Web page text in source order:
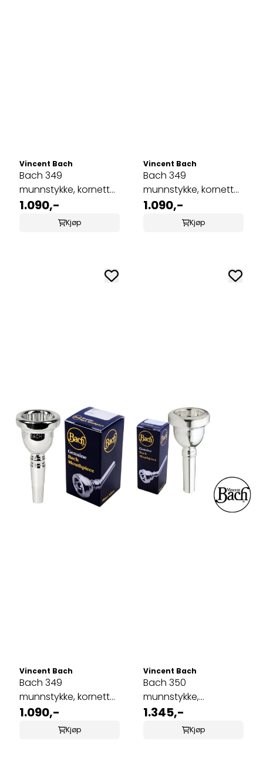
Vincent Bach
Bach 349
munnstykke, kornett
5C
1.090,-
Kjøp
Vincent Bach
Bach 349
munnstykke, kornett
7A
1.090,-
Kjøp
Vincent Bach
Bach 349
munnstykke, kornett
7C
1.090,-
Kjøp
Vincent Bach
Bach 350
munnstykke,
trombone, small
shank 5G
1.345,-
Kjøp